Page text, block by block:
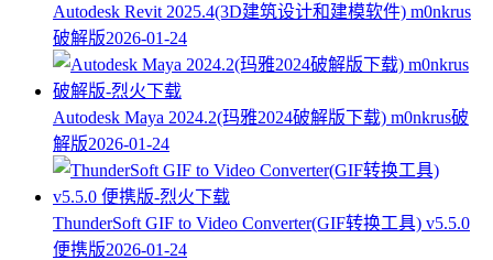
Autodesk Revit 2025.4(3D建筑设计和建模软件) m0nkrus
破解版2026-01-24
Autodesk Maya 2024.2(玛雅2024破解版下载) m0nkrus破
解版2026-01-24
ThunderSoft GIF to Video Converter(GIF转换工具) v5.5.0
便携版2026-01-24